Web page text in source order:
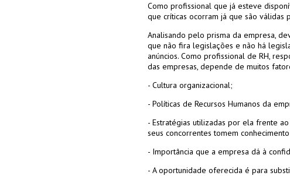
Como profissional que já esteve
que críticas ocorram já que são
Analisando pelo prisma da empresa,
que não fira legislações e não há
anúncios. Como profissional de RH,
das empresas, depende de muitos
- Cultura organizacional;
- Políticas de Recursos Humanos da
- Estratégias utilizadas por ela frente
seus concorrentes tomem
- Importância que a empresa dá à
- A oportunidade oferecida é para